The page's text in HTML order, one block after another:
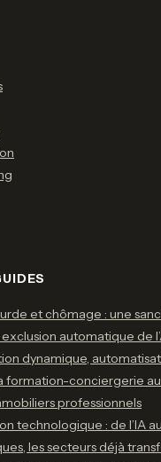
et chômage : une
automatique de
dynamique,
formation-conciergerie
professionnels
technologique : de l’IA
les secteurs déjà